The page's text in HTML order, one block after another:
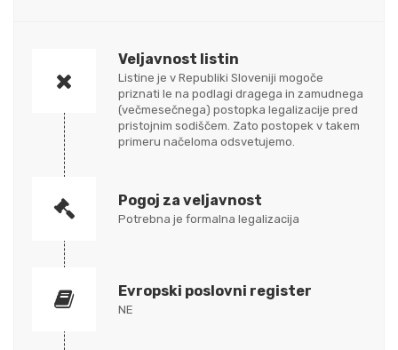
Veljavnost listin
Listine je v Republiki Sloveniji mogoče
priznati le na podlagi dragega in zamudnega
(večmesečnega) postopka legalizacije pred
pristojnim sodiščem. Zato postopek v takem
primeru načeloma odsvetujemo.
Pogoj za veljavnost
Potrebna je formalna legalizacija
Evropski poslovni register
NE